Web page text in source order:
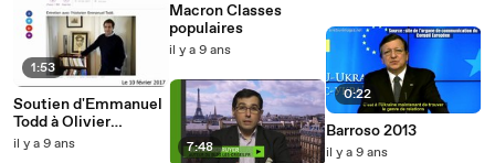
1:53
Soutien d'Emmanuel
Todd à Olivier
Berruyer et les-
il y a 9 ans
Macron Classes
populaires
il y a 9 ans
7:48
0:22
Barroso 2013
il y a 9 ans